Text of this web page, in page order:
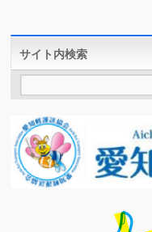
サイト内検索